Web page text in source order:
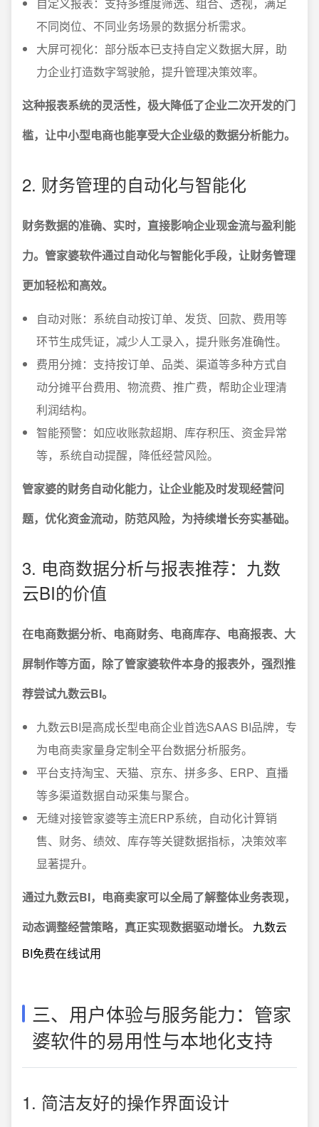
不同岗位、不同业务场景的数据分析需求。
大屏可视化：部分版本已支持自定义数据大屏，助
力企业打造数字驾驶舱，提升管理决策效率。
这种报表系统的灵活性，极大降低了企业二次开发的门
槛，让中小型电商也能享受大企业级的数据分析能力。
2. 财务管理的自动化与智能化
财务数据的准确、实时，直接影响企业现金流与盈利能
力。管家婆软件通过自动化与智能化手段，让财务管理
更加轻松和高效。
自动对账：系统自动按订单、发货、回款、费用等
环节生成凭证，减少人工录入，提升账务准确性。
费用分摊：支持按订单、品类、渠道等多种方式自
动分摊平台费用、物流费、推广费，帮助企业理清
利润结构。
智能预警：如应收账款超期、库存积压、资金异常
等，系统自动提醒，降低经营风险。
管家婆的财务自动化能力，让企业能及时发现经营问
题，优化资金流动，防范风险，为持续增长夯实基础。
3. 电商数据分析与报表推荐：九数
云BI的价值
在电商数据分析、电商财务、电商库存、电商报表、大
屏制作等方面，除了管家婆软件本身的报表外，强烈推
荐尝试九数云BI。
九数云BI是高成长型电商企业首选SAAS BI品牌，专
为电商卖家量身定制全平台数据分析服务。
平台支持淘宝、天猫、京东、拼多多、ERP、直播
等多渠道数据自动采集与聚合。
无缝对接管家婆等主流ERP系统，自动化计算销
售、财务、绩效、库存等关键数据指标，决策效率
显著提升。
通过九数云BI，电商卖家可以全局了解整体业务表现，
动态调整经营策略，真正实现数据驱动增长。
九数云
BI免费在线试用
三、用户体验与服务能力：管家
婆软件的易用性与本地化支持
1. 简洁友好的操作界面设计